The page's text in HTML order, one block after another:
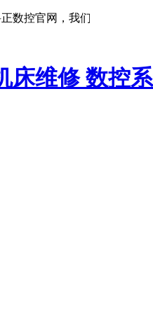
数控官网，我们将竭诚为您服